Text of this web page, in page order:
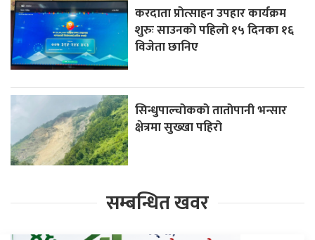
करदाता प्रोत्साहन उपहार कार्यक्रम
शुरुः साउनको पहिलो १५ दिनका १६
विजेता छानिए
सिन्धुपाल्चोकको तातोपानी भन्सार
क्षेत्रमा सुख्खा पहिरो
सम्बन्धित खवर